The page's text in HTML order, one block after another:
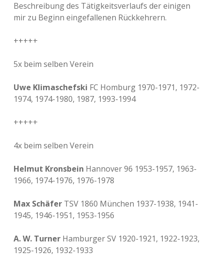
Beschreibung des Tätigkeitsverlaufs der einigen
mir zu Beginn eingefallenen Rückkehrern.
+++++
5x beim selben Verein
Uwe Klimaschefski FC Homburg 1970-1971, 1972-
1974, 1974-1980, 1987, 1993-1994
+++++
4x beim selben Verein
Helmut Kronsbein Hannover 96 1953-1957, 1963-
1966, 1974-1976, 1976-1978
Max Schäfer TSV 1860 München 1937-1938, 1941-
1945, 1946-1951, 1953-1956
A. W. Turner Hamburger SV 1920-1921, 1922-1923,
1925-1926, 1932-1933